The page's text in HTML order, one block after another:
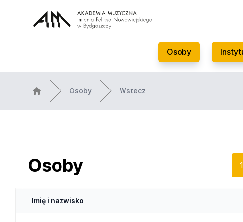
Osoby
Osoby Wstecz
Osoby 1
Imię i nazwisko